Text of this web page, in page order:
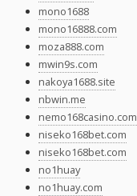
mono1688
mono16888.com
moza888.com
mwin9s.com
nakoya1688.site
nbwin.me
nemo168casino.com
niseko168bet.com
niseko168bet.com
no1huay
no1huay.com